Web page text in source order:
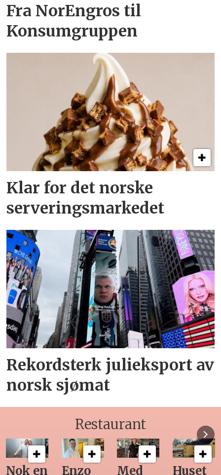
Fra NorEngros til
Konsumgruppen
Klar for det norske
serveringsmarkedet
Rekordsterk julieksport av
norsk sjømat
Restaurant
Med
Huset
Ny
Siste